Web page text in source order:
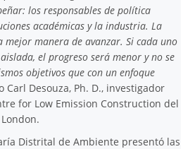
los responsables de política
académicas y la industria. La
mejor manera de avanzar. Si cada uno
el progreso será menor y no se
objetivos que con un enfoque
Carl Desouza, Ph. D., investigador
for Low Emission Construction del
Distrital de Ambiente presentó las